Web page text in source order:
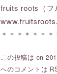
fruits roots（フ
＊＊＊＊＊＊
この投稿は on
へのコメントは